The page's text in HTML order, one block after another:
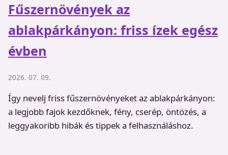
Fűszernövények az
ablakpárkányon: friss ízek egész
évben
2026. 07. 09.
Így nevelj friss fűszernövényeket az ablakpárkányon:
a legjobb fajok kezdőknek, fény, cserép, öntözés, a
leggyakoribb hibák és tippek a felhasználáshoz.